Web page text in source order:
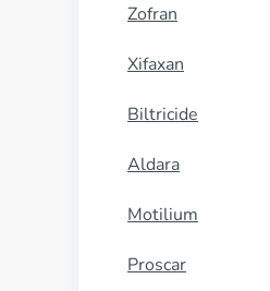
Zofran
Xifaxan
Biltricide
Aldara
Motilium
Proscar